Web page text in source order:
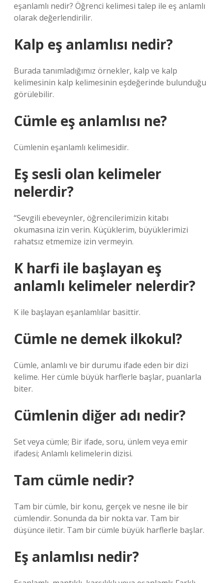
eşanlamlı nedir? Öğrenci kelimesi talep ile eş anlamlı
olarak değerlendirilir.
Kalp eş anlamlısı nedir?
Burada tanımladığımız örnekler, kalp ve kalp
kelimesinin kalp kelimesinin eşdeğerinde bulunduğu
görülebilir.
Cümle eş anlamlısı ne?
Cümlenin eşanlamlı kelimesidir.
Eş sesli olan kelimeler
nelerdir?
“Sevgili ebeveynler, öğrencilerimizin kitabı
okumasına izin verin. Küçüklerim, büyüklerimizi
rahatsız etmemize izin vermeyin.
K harfi ile başlayan eş
anlamlı kelimeler nelerdir?
K ile başlayan eşanlamlılar basittir.
Cümle ne demek ilkokul?
Cümle, anlamlı ve bir durumu ifade eden bir dizi
kelime. Her cümle büyük harflerle başlar, puanlarla
biter.
Cümlenin diğer adı nedir?
Set veya cümle; Bir ifade, soru, ünlem veya emir
ifadesi; Anlamlı kelimelerin dizisi.
Tam cümle nedir?
Tam bir cümle, bir konu, gerçek ve nesne ile bir
cümlendir. Sonunda da bir nokta var. Tam bir
düşünce iletir. Tam bir cümle büyük harflerle başlar.
Eş anlamlısı nedir?